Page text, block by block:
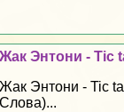
Жак Энтони - Tic
Жак Энтони - Tic
Слова)...